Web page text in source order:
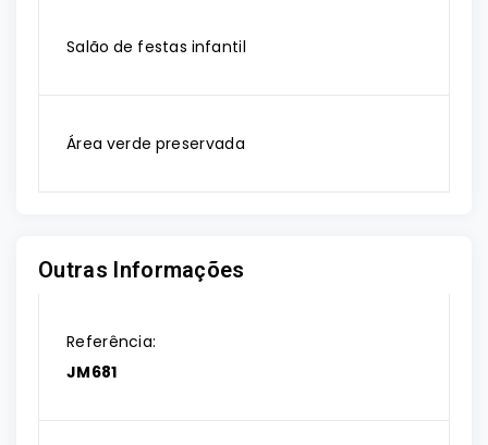
Salão de festas infantil
Área verde preservada
Outras Informações
Referência:
JM681